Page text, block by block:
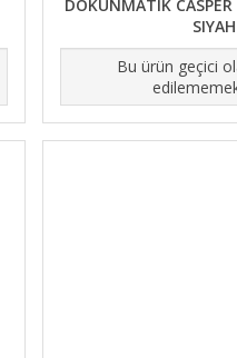
DOKUNMATIK
SIYAH
Bu ürün geçici